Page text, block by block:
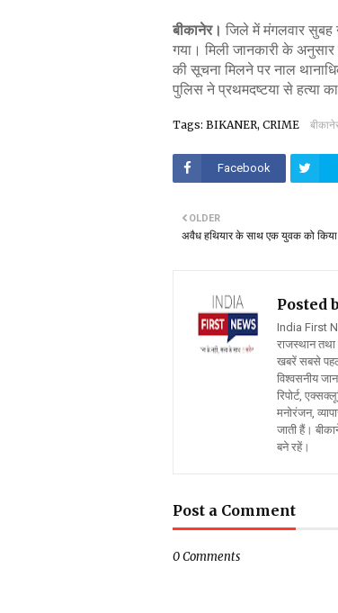
बीकानेर। जिले में मंगलवार
गया। मिली जानकारी के
की सूचना मिलने पर नाल
पुलिस ने प्रथमदष्टया से हत्या
Tags: BIKANER, CRIME
Facebook
OLDER
अवैध हथियार के साथ एक युवक को किया
Posted
India First
राजस्थान
खबरें सबसे पहले
विश्वसनीय
रिपोर्ट,
मनोरंजन,
जाती हैं।
बने रहें।
Post a Comment
0 Comments